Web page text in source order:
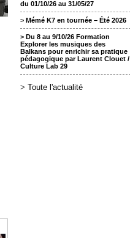
du 01/10/26 au 31/05/27
> Mémé K7 en tournée – Été 2026
> Du 8 au 9/10/26 Formation
Explorer les musiques des
Balkans pour enrichir sa pratique
pédagogique par Laurent Clouet /
Culture Lab 29
> Toute l'actualité